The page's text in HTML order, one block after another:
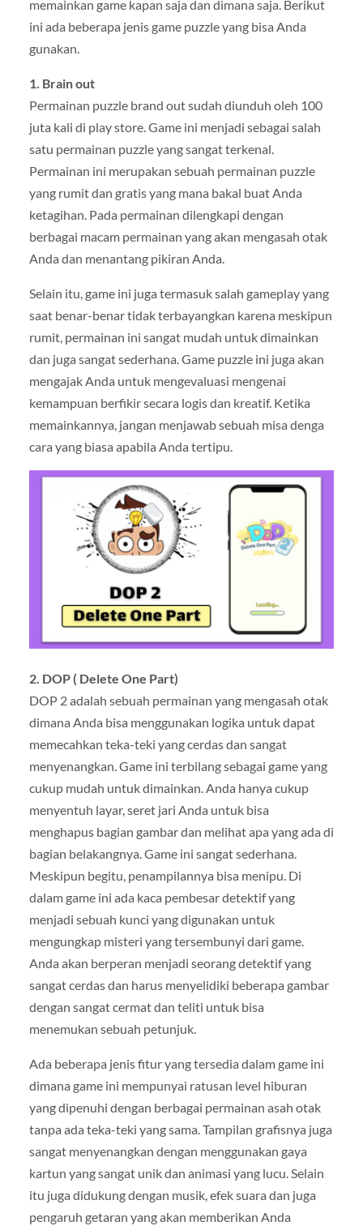
memainkan game kapan saja dan dimana saja. Berikut
ini ada beberapa jenis game puzzle yang bisa Anda
gunakan.
1. Brain out
Permainan puzzle brand out sudah diunduh oleh 100
juta kali di play store. Game ini menjadi sebagai salah
satu permainan puzzle yang sangat terkenal.
Permainan ini merupakan sebuah permainan puzzle
yang rumit dan gratis yang mana bakal buat Anda
ketagihan. Pada permainan dilengkapi dengan
berbagai macam permainan yang akan mengasah otak
Anda dan menantang pikiran Anda.
Selain itu, game ini juga termasuk salah gameplay yang
saat benar-benar tidak terbayangkan karena meskipun
rumit, permainan ini sangat mudah untuk dimainkan
dan juga sangat sederhana. Game puzzle ini juga akan
mengajak Anda untuk mengevaluasi mengenai
kemampuan berfikir secara logis dan kreatif. Ketika
memainkannya, jangan menjawab sebuah misa denga
cara yang biasa apabila Anda tertipu.
2. DOP ( Delete One Part)
DOP 2 adalah sebuah permainan yang mengasah otak
dimana Anda bisa menggunakan logika untuk dapat
memecahkan teka-teki yang cerdas dan sangat
menyenangkan. Game ini terbilang sebagai game yang
cukup mudah untuk dimainkan. Anda hanya cukup
menyentuh layar, seret jari Anda untuk bisa
menghapus bagian gambar dan melihat apa yang ada di
bagian belakangnya. Game ini sangat sederhana.
Meskipun begitu, penampilannya bisa menipu. Di
dalam game ini ada kaca pembesar detektif yang
menjadi sebuah kunci yang digunakan untuk
mengungkap misteri yang tersembunyi dari game.
Anda akan berperan menjadi seorang detektif yang
sangat cerdas dan harus menyelidiki beberapa gambar
dengan sangat cermat dan teliti untuk bisa
menemukan sebuah petunjuk.
Ada beberapa jenis fitur yang tersedia dalam game ini
dimana game ini mempunyai ratusan level hiburan
yang dipenuhi dengan berbagai permainan asah otak
tanpa ada teka-teki yang sama. Tampilan grafisnya juga
sangat menyenangkan dengan menggunakan gaya
kartun yang sangat unik dan animasi yang lucu. Selain
itu juga didukung dengan musik, efek suara dan juga
pengaruh getaran yang akan memberikan Anda